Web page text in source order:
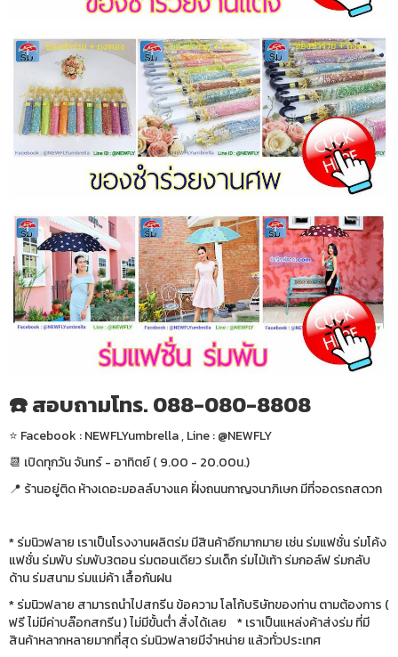
☎️ สอบถามโทร. 088-080-8808
⭐️ Facebook : NEWFLYumbrella , Line : @NEWFLY
📆 เปิดทุกวัน จันทร์ - อาทิตย์ ( 9.00 - 20.00น.)
📍 ร้านอยู่ติด ห้างเดอะมอลล์บางแค ฝั่งถนนกาญจนาภิเษก มีที่จอดรถสดวก
* ร่มนิวฟลาย เราเป็นโรงงานผลิตร่ม มีสินค้าอีกมากมาย เช่น ร่มแฟชั่น ร่มโค้ง
แฟชั่น ร่มพับ ร่มพับ3ตอน ร่มตอนเดียว ร่มเด็ก ร่มไม้เท้า ร่มกอล์ฟ ร่มกลับ
ด้าน ร่มสนาม ร่มแม่ค้า เสื้อกันฝน
* ร่มนิวฟลาย สามารถนำไปสกรีน ข้อความ โลโก้บริษัทของท่าน ตามต้องการ (
ฟรี ไม่มีค่าบล๊อกสกรีน ) ไม่มีขั้นต่ำ สั่งได้เลย * เราเป็นแหล่งค้าส่งร่ม ที่มี
สินค้าหลากหลายมากที่สุด ร่มนิวฟลายมีจำหน่าย แล้วทั่วประเทศ